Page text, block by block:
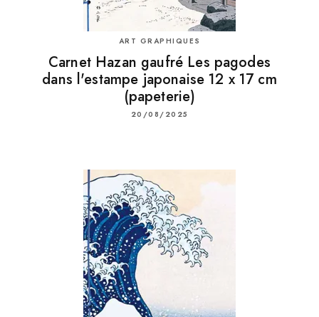
ART GRAPHIQUES
Carnet Hazan gaufré Les pagodes
dans l'estampe japonaise 12 x 17 cm
(papeterie)
20/08/2025